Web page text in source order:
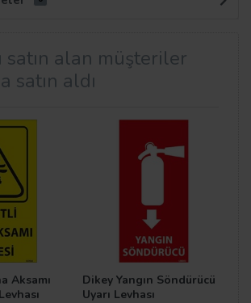
satın alan müşteriler
satın aldı
Aksamı
Dikey Yangın Söndürücü
Uyarı Levhası